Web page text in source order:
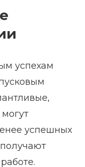
успехам
успешных